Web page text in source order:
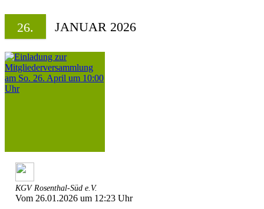
26. JANUAR 2026
KGV Rosenthal-Süd e.V.
Vom 26.01.2026 um 12:23 Uhr